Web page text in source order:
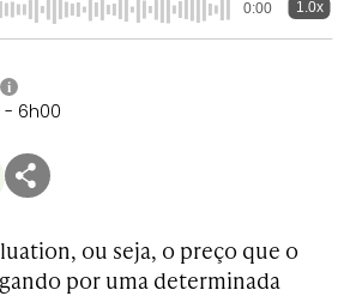
0:00 1.0x
i
- 6h00
ou seja, o preço que o
por uma determinada